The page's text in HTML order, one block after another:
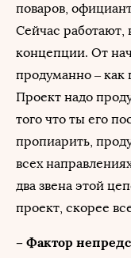
поваров,
Сейчас работают,
концепции. От
продуманно – как
Проект надо
того что ты его
пропиарить,
всех
два звена этой
проект, скорее
– Фактор